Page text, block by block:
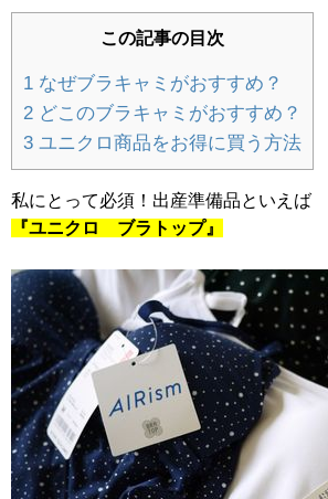
持ち寄りパーティー簡
知育ブロックおすすめ
ー）メリットとデメリッ
雛人形は二人目の女の
姉妹は名前旗で解決し
RISUタブレット学習｜
の体験談。効果や料金
この記事の目次
1 なぜブラキャミがおすすめ？
2 どこのブラキャミがおすすめ？
3 ユニクロ商品をお得に買う方法
私にとって必須！出産準備品といえば
『ユニクロ ブラトップ』